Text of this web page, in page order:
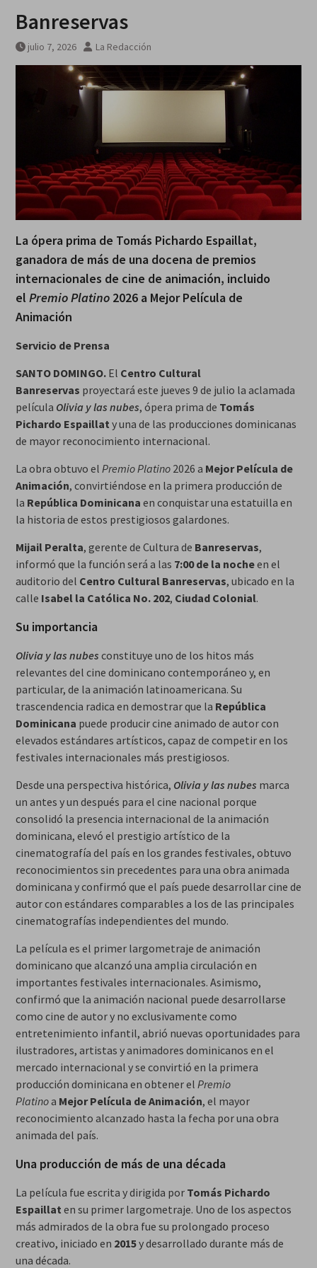
Banreservas
julio 7, 2026 La Redacción
La ópera prima de Tomás Pichardo Espaillat,
ganadora de más de una docena de premios
internacionales de cine de animación, incluido
el Premio Platino2026 a Mejor Película de
Animación
Servicio de Prensa
SANTO DOMINGO.El Centro Cultural
Banreservas proyectará este jueves 9 de julio la aclamada
película Olivia y las nubes, ópera prima de Tomás
Pichardo Espaillat y una de las producciones dominicanas
de mayor reconocimiento internacional.
La obra obtuvo el Premio Platino2026 a Mejor Película de
Animación, convirtiéndose en la primera producción de
la República Dominicana en conquistar una estatuilla en
la historia de estos prestigiosos galardones.
Mijail Peralta, gerente de Cultura de Banreservas,
informó que la función será a las 7:00 de la nocheen el
auditorio del Centro Cultural Banreservas, ubicado en la
calle Isabel la Católica No. 202, Ciudad Colonial.
Su importancia
Olivia y las nubes constituye uno de los hitos más
relevantes del cine dominicano contemporáneo y, en
particular, de la animación latinoamericana. Su
trascendencia radica en demostrar que la República
Dominicana puede producir cine animado de autor con
elevados estándares artísticos, capaz de competir en los
festivales internacionales más prestigiosos.
Desde una perspectiva histórica, Olivia y las nubes marca
un antes y un después para el cine nacional porque
consolidó la presencia internacional de la animación
dominicana, elevó el prestigio artístico de la
cinematografía del país en los grandes festivales, obtuvo
reconocimientos sin precedentes para una obra animada
dominicana y confirmó que el país puede desarrollar cine de
autor con estándares comparables a los de las principales
cinematografías independientes del mundo.
La película es el primer largometraje de animación
dominicano que alcanzó una amplia circulación en
importantes festivales internacionales. Asimismo,
confirmó que la animación nacional puede desarrollarse
como cine de autor y no exclusivamente como
entretenimiento infantil, abrió nuevas oportunidades para
ilustradores, artistas y animadores dominicanos en el
mercado internacional y se convirtió en la primera
producción dominicana en obtener el Premio
Platinoa Mejor Película de Animación, el mayor
reconocimiento alcanzado hasta la fecha por una obra
animada del país.
Una producción de más de una década
La película fue escrita y dirigida por Tomás Pichardo
Espaillat en su primer largometraje. Uno de los aspectos
más admirados de la obra fue su prolongado proceso
creativo, iniciado en 2015y desarrollado durante más de
una década.